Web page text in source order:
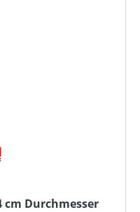
cm Durchmesser